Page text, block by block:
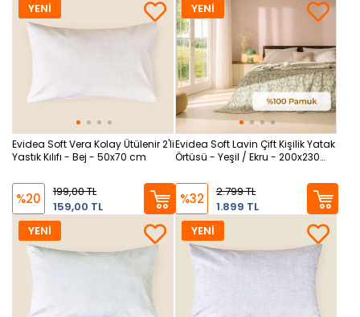
Evidea Soft Vera Kolay Ütülenir 2'li
Yastık Kılıfı - Bej - 50x70 cm
%20
199,00 TL
159,00 TL
YENİ
Evidea Soft Lavin Çift Kişilik Yatak
Örtüsü - Yeşil / Ekru - 200x230
%32
2.799 TL
1.899 TL
YENİ
YENİ YENİ